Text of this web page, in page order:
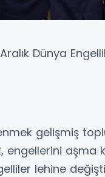
Dünya
gelişmiş
engellerini aşma
lehine